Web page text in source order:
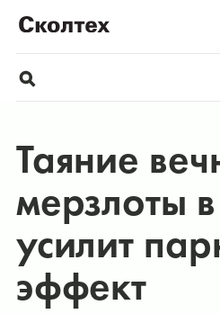
Таяние
мерзлоты
усилит
эффект